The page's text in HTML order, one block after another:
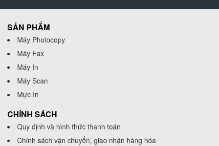
SẢN PHẨM
Máy Photocopy
Máy Fax
Máy In
Máy Scan
Mực In
CHÍNH SÁCH
Quy định và hình thức thanh toán
Chính sách vận chuyển, giao nhận hàng hóa